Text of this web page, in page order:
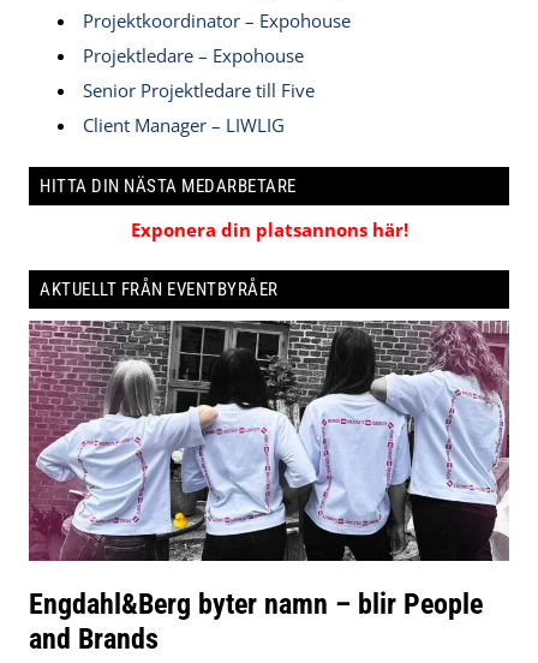
Projektkoordinator – Expohouse
Projektledare – Expohouse
Senior Projektledare till Five
Client Manager – LIWLIG
HITTA DIN NÄSTA MEDARBETARE
Exponera din platsannons här!
AKTUELLT FRÅN EVENTBYRÅER
Engdahl&Berg byter namn – blir People
and Brands